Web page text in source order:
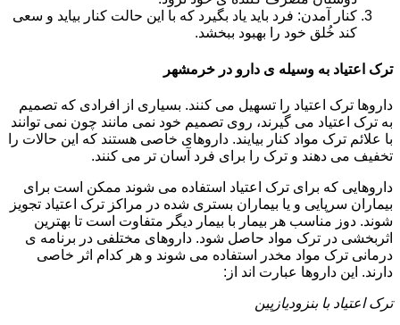
کنار آمدن: فرد باید یاد بگیرد که با این حالت کنار بیاید و سعی
کند خُلق خود را بهبود ببخشد.
ترک اعتیاد به وسیله ی دارو در خرمشهر
داروها ترک اعتیاد را تسهیل می کنند. بسیاری از افرادی که تصمیم
به ترک اعتیاد می گیرند، روی تصمیم خود نمی مانند چون نمی توانند
با علائم ترک مواد کنار بیایند. داروهای خاصی هستند که این حالات را
تخفیف می دهند و ترک را برای فرد آسان تر می کنند.
داروهایی که برای ترک اعتیاد استفاده می شوند ممکن است برای
بیماران سرپایی و یا بیماران بستری شده در مراکز ترک اعتیاد تجویز
شوند. دوز مناسب هر بیمار با بیمار دیگر متفاوت است تا بهترین
اثربخشی در ترک مواد حاصل شود. داروهای مختلفی در برنامه ی
درمانی ترک مواد مخدر استفاده می شوند و هر کدام اثر خاصی
دارند. این داروها عبارت اند از:
ترک اعتیاد با بنزودیازپین